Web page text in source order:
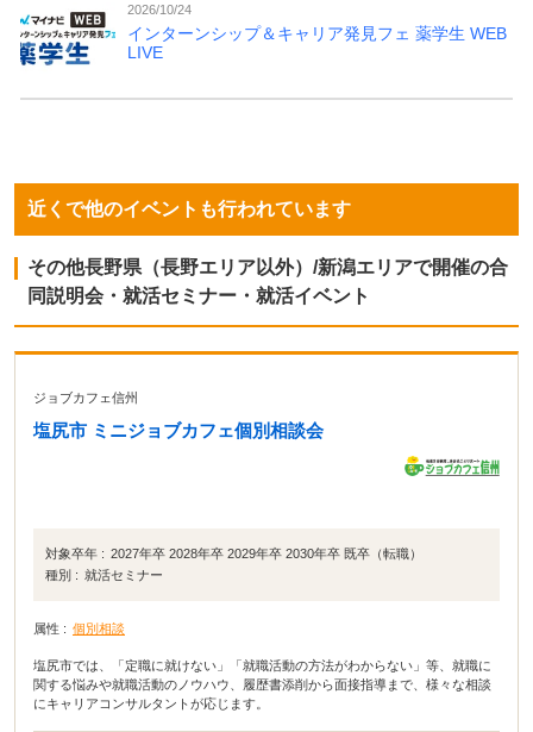
2026/10/24
インターンシップ＆キャリア発見フェ 薬学生 WEB
LIVE
近くで他のイベントも行われています
その他長野県（長野エリア以外）/新潟エリアで開催の合
同説明会・就活セミナー・就活イベント
ジョブカフェ信州
塩尻市 ミニジョブカフェ個別相談会
対象卒年 : 2027年卒 2028年卒 2029年卒 2030年卒 既卒（転職）
種別 : 就活セミナー
属性 : 個別相談
塩尻市では、「定職に就けない」「就職活動の方法がわからない」等、就職に
関する悩みや就職活動のノウハウ、履歴書添削から面接指導まで、様々な相談
にキャリアコンサルタントが応じます。